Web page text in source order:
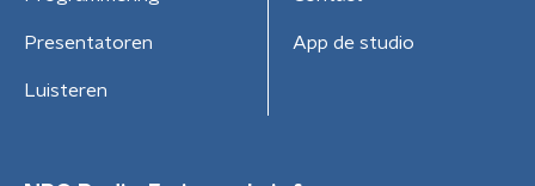
Presentatoren
Luisteren
App de studio